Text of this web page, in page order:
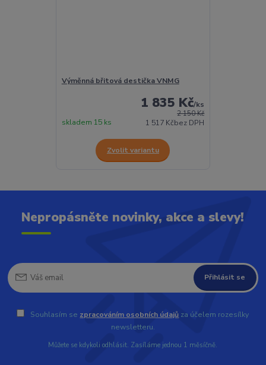
Výměnná břitová destička VNMG
2 150 Kč
1 835 Kč/ks
1 517 Kčbez DPH
skladem 15 ks
Zvolit variantu
Nepropásněte novinky, akce a slevy!
Přihlásit se
Souhlasím se zpracováním osobních údajů za účelem rozesílky
newsletteru.
Můžete se kdykoli odhlásit. Zasíláme jednou 1 měsíčně.